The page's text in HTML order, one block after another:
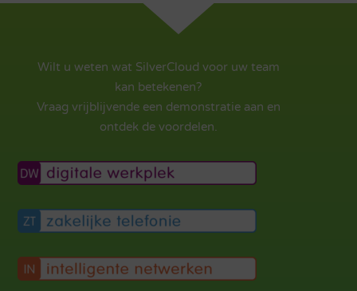
Wilt u weten wat SilverCloud voor uw team
kan betekenen?
Vraag vrijblijvende een demonstratie aan en
ontdek de voordelen.